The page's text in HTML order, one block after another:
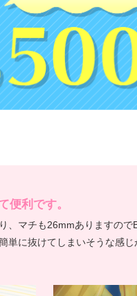
便利です。
、マチも26mmありますの
単に抜けてしまいそうな感